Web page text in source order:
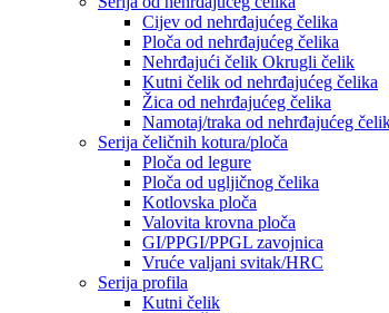
Cijev od nehrđajućeg čelika
Ploča od nehrđajućeg čelika
Nehrđajući čelik Okrugli čelik
Kutni čelik od nehrđajućeg čelika
Žica od nehrđajućeg čelika
Namotaj/traka od nehrđajućeg
Serija čeličnih kotura/ploča
Ploča od legure
Ploča od ugljičnog čelika
Kotlovska ploča
Valovita krovna ploča
GI/PPGI/PPGL zavojnica
Vruće valjani svitak/HRC
Serija profila
Kutni čelik